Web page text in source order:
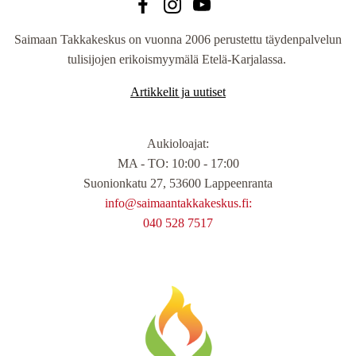
Saimaan Takkakeskus on vuonna 2006 perustettu täydenpalvelun
tulisijojen erikoismyymälä Etelä-Karjalassa.
Artikkelit ja uutiset
Aukioloajat:
MA - TO: 10:00 - 17:00
Suonionkatu 27, 53600 Lappeenranta
info@saimaantakkakeskus.fi:
040 528 7517